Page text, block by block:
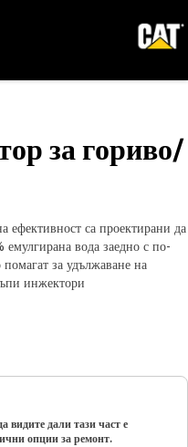
за гориво/
ефективност са проектирани да
вода заедно с по-
за удължаване на
инжектори
видите дали тази част е
опции за ремонт.